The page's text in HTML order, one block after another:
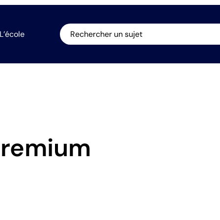
L’école Rechercher un sujet